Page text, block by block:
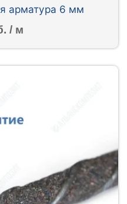
арматура 6 мм
/ м